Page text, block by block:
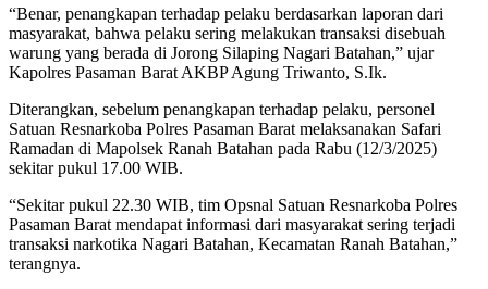
“Benar, penangkapan terhadap pelaku berdasarkan laporan dari
masyarakat, bahwa pelaku sering melakukan transaksi disebuah
warung yang berada di Jorong Silaping Nagari Batahan,” ujar
Kapolres Pasaman Barat AKBP Agung Triwanto, S.Ik.
Diterangkan, sebelum penangkapan terhadap pelaku, personel
Satuan Resnarkoba Polres Pasaman Barat melaksanakan Safari
Ramadan di Mapolsek Ranah Batahan pada Rabu (12/3/2025)
sekitar pukul 17.00 WIB.
“Sekitar pukul 22.30 WIB, tim Opsnal Satuan Resnarkoba Polres
Pasaman Barat mendapat informasi dari masyarakat sering terjadi
transaksi narkotika Nagari Batahan, Kecamatan Ranah Batahan,”
terangnya.